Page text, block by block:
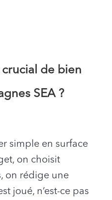
de bien
SEA ?
simple en surface
on choisit
on rédige une
joué, n’est-ce pas